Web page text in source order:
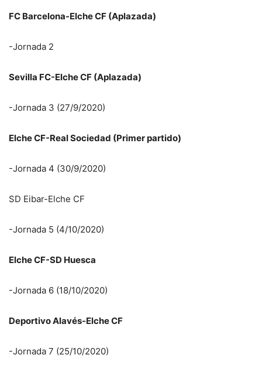
FC Barcelona-Elche CF (Aplazada)
-Jornada 2
Sevilla FC-Elche CF (Aplazada)
-Jornada 3 (27/9/2020)
Elche CF-Real Sociedad (Primer partido)
-Jornada 4 (30/9/2020)
SD Eibar-Elche CF
-Jornada 5 (4/10/2020)
Elche CF-SD Huesca
-Jornada 6 (18/10/2020)
Deportivo Alavés-Elche CF
-Jornada 7 (25/10/2020)